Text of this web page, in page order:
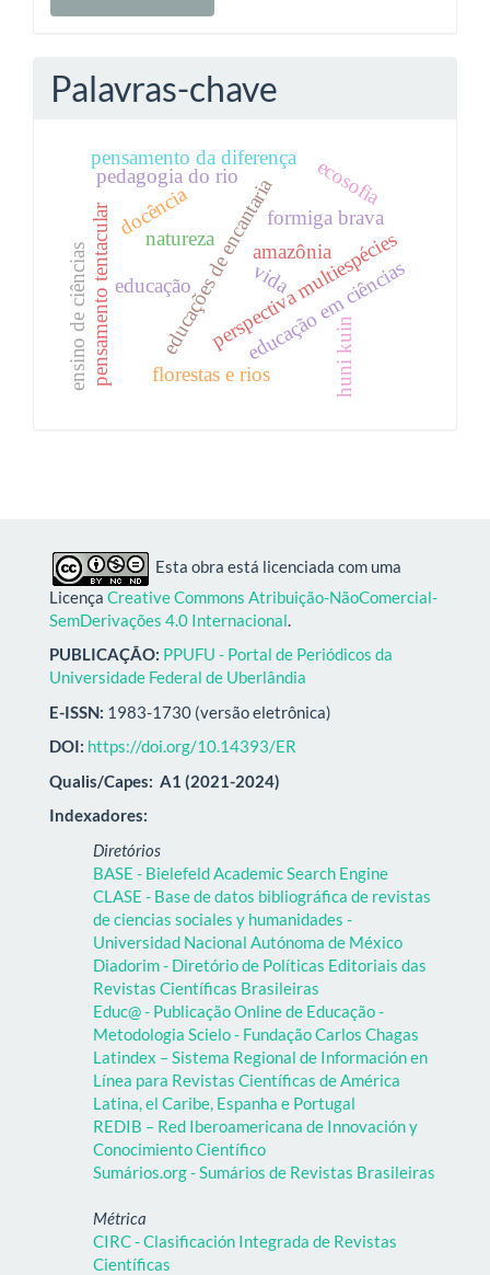
Palavras-chave
formiga brava
amazônia
educações de encantaria
educação perspectiva multiespécies
pensamento tentacular
pensamento da diferença
docência
vida
educação em ciências
ensino de ciências
pedagogia do rio ecosofia
huni kuin
natureza
florestas e rios
Esta obra está licenciada com uma
Licença Creative Commons Atribuição-NãoComercial-
SemDerivações 4.0 Internacional.
PUBLICAÇÃO: PPUFU - Portal de Periódicos da
Universidade Federal de Uberlândia
E-ISSN: 1983-1730 (versão eletrônica)
DOI: https://doi.org/10.14393/ER
Qualis/Capes: A1 (2021-2024)
Indexadores:
Diretórios
BASE - Bielefeld Academic Search Engine
CLASE - Base de datos bibliográfica de revistas
de ciencias sociales y humanidades -
Universidad Nacional Autónoma de México
Diadorim - Diretório de Políticas Editoriais das
Revistas Científicas Brasileiras
Educ@ - Publicação Online de Educação -
Metodologia Scielo - Fundação Carlos Chagas
Latindex – Sistema Regional de Información en
Línea para Revistas Científicas de América
Latina, el Caribe, Espanha e Portugal
REDIB – Red Iberoamericana de Innovación y
Conocimiento Científico
Sumários.org - Sumários de Revistas Brasileiras
Métrica
CIRC - Clasificación Integrada de Revistas
Científicas